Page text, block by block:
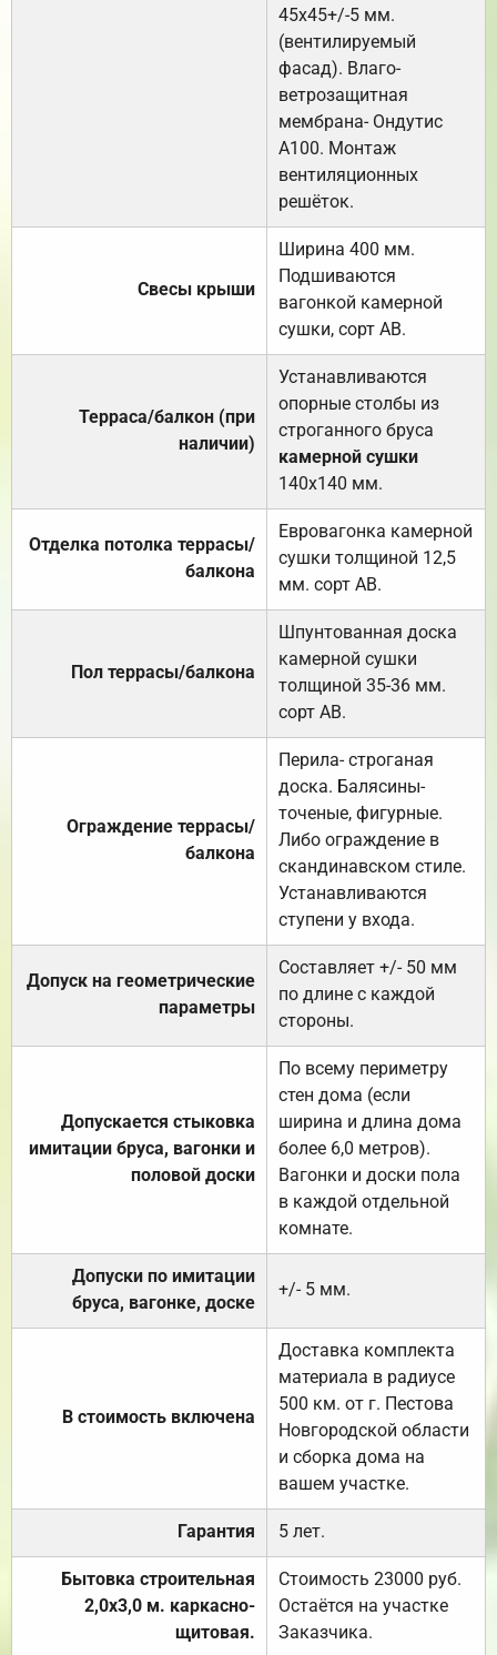
45х45+/-5 мм.
(вентилируемый
фасад). Влаго-
ветрозащитная
мембрана- Ондутис
А100. Монтаж
вентиляционных
решёток.
Свесы крыши
Ширина 400 мм.
Подшиваются
вагонкой камерной
сушки, сорт АВ.
Терраса/балкон (при
наличии)
Устанавливаются
опорные столбы из
строганного бруса
камерной сушки
140х140 мм.
Отделка потолка террасы/
балкона
Евровагонка камерной
сушки толщиной 12,5
мм. сорт АВ.
Пол террасы/балкона
Шпунтованная доска
камерной сушки
толщиной 35-36 мм.
сорт АВ.
Ограждение террасы/
балкона
Перила- строганая
доска. Балясины-
точеные, фигурные.
Либо ограждение в
скандинавском стиле.
Устанавливаются
ступени у входа.
Допуск на геометрические
параметры
Составляет +/- 50 мм
по длине с каждой
стороны.
Допускается стыковка
имитации бруса, вагонки и
половой доски
По всему периметру
стен дома (если
ширина и длина дома
более 6,0 метров).
Вагонки и доски пола
в каждой отдельной
комнате.
Допуски по имитации
бруса, вагонке, доске
+/- 5 мм.
В стоимость включена
Доставка комплекта
материала в радиусе
500 км. от г. Пестова
Новгородской области
и сборка дома на
вашем участке.
Гарантия 5 лет.
Бытовка строительная
2,0х3,0 м. каркасно-
щитовая.
Стоимость 23000 руб.
Остаётся на участке
Заказчика.